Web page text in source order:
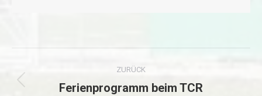
Kommentarnavigation
ZURÜCK
Vorheriger
Ferienprogramm beim TCR